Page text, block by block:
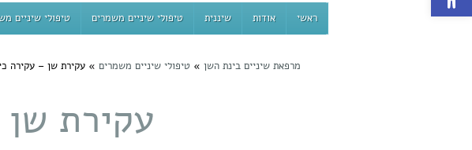
ראשי אודות שיננית טיפולי שיניים משמרים טיפולי שיניים
מרפאת שיניים בינת השן » טיפולי שיניים משמרים » עקירת שן – עקירה
עקירת שן